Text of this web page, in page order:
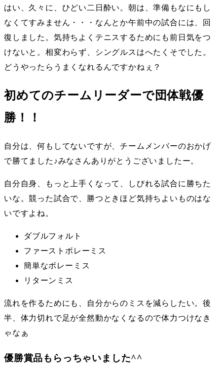
はい、久々に、ひどい二日酔い。朝は、準備もなにもし
なくてすみません・・・なんとか午前中の試合には、回
復しました。気持ちよくテニスするためにも前日気をつ
けないと。相変わらず、シングルスはへたくそでした。
どうやったらうまくなれるんですかねぇ？
初めてのチームリーダーで団体戦優
勝！！
自分は、何もしてないですが、チームメンバーのおかげ
で勝てました♪みなさんありがとうございましたー。
自分自身、もっと上手くなって、しびれる試合に勝ちた
いな。競った試合で、勝つときほど気持ちよいものはな
いですよね。
ダブルフォルト
ファーストボレーミス
簡単なボレーミス
リターンミス
流れを作るためにも、自分からのミスを減らしたい。後
半、体力切れで足が全然動かなくなるので体力つけなき
ゃなぁ
優勝賞品もらっちゃいました^^